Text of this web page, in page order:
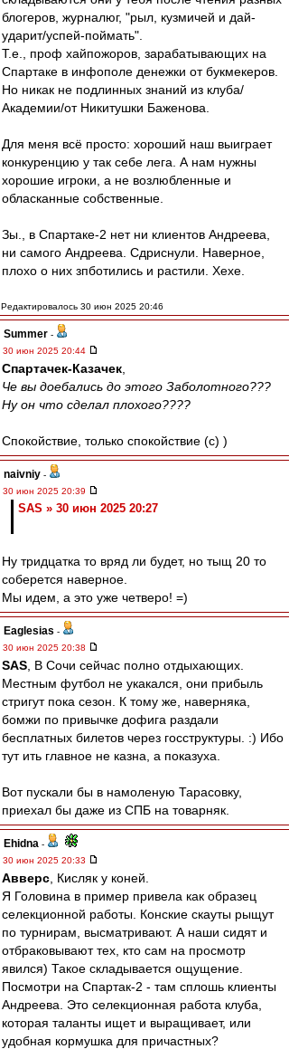
блогеров, журналюг, "рыл, кузмичей и дай-
ударит/успей-поймать".
Т.е., проф хайпожоров, зарабатывающих на
Спартаке в инфополе денежки от букмекеров.
Но никак не подлинных знаний из клуба/
Академии/от Никитушки Баженова.
Для меня всё просто: хороший наш выиграет
конкуренцию у так себе лега. А нам нужны
хорошие игроки, а не возлюбленные и
обласканные собственные.
Зы., в Спартаке-2 нет ни клиентов Андреева,
ни самого Андреева. Сдриснули. Наверное,
плохо о них зпботились и растили. Хехе.
Редактировалось 30 июн 2025 20:46
Summer -
30 июн 2025 20:44
Спартачек-Казачек
Че вы доебались до этого Заболотного???
Ну он что сделал плохого????
Спокойствие, только спокойствие (c) )
naivniy -
30 июн 2025 20:39
SAS » 30 июн 2025 20:27
Ну тридцатка то вряд ли будет, но тыщ 20 то
соберется наверное.
Мы идем, а это уже четверо! =)
Eaglesias -
30 июн 2025 20:38
SAS , В Сочи сейчас полно отдыхающих.
Местным футбол не укакался, они прибыль
стригут пока сезон. К тому же, наверняка,
бомжи по привычке дофига раздали
бесплатных билетов через госструктуры. :) Ибо
тут ить главное не казна, а показуха.
Вот пускали бы в намоленую Тарасовку,
приехал бы даже из СПБ на товарняк.
Ehidna -
30 июн 2025 20:33
Авверс , Кисляк у коней.
Я Головина в пример привела как образец
селекционной работы. Конские скауты рыщут
по турнирам, высматривают. А наши сидят и
отбраковывают тех, кто сам на просмотр
явился) Такое складывается ощущение.
Посмотри на Спартак-2 - там сплошь клиенты
Андреева. Это селекционная работа клуба,
которая таланты ищет и выращивает, или
удобная кормушка для причастных?